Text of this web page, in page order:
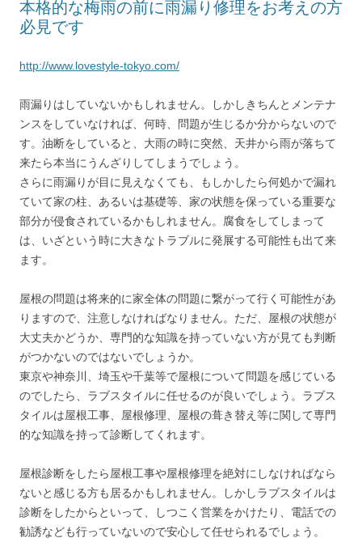
本格的な梅雨の前に雨漏り修理をお考えの方
必見です
http://www.lovestyle-tokyo.com/
雨漏りはしていないかもしれません。しかしきちんとメンテナ
ンスをしていなければ、何時、問題が生じるか分からないので
す。油断をしていると、大雨の時に突然、天井から雨が落ちて
来たら本当にうんざりしてしまうでしょう。
さらに雨漏りが目に見えなくても、もしかしたら何処かで漏れ
ていて家の柱、あるいは基礎等、家の状態を保っている重要な
部分が侵食されているかもしれません。腐食をしてしまって
は、いざという時に大きなトラブルに発展する可能性も出て来
ます。
屋根の問題は将来的に家全体の問題に繋がって行く可能性があ
りますので、注意しなければなりません。ただ、屋根の状態が
大丈夫かどうか、専門的な知識を持っていない方が見ても判断
がつかないのではないでしょうか。
東京や神奈川、埼玉や千葉等で屋根について問題を感じている
のでしたら、ラブスタイルに任せるのが良いでしょう。ラブス
タイルは屋根工事、屋根修理、屋根の葺き替え等に関して専門
的な知識を持って診断してくれます。
屋根診断をしたら屋根工事や屋根修理を絶対にしなければなら
ないと感じる方も居るかもしれません。しかしラブスタイルは
診断をしたからといって、しつこく営業をかけたり、電話での
勧誘なども行っていないので安心して任せられるでしょう。